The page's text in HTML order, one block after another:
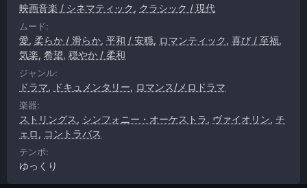
映画音楽 / シネマティック , クラシック / 現代
ムード:
愛, 柔らか / 滑らか, 平和 / 安穏, ロマンティック , 喜び / 至福,
気楽, 希望, 穏やか / 柔和
ジャンル:
ドラマ, ドキュメンタリー, ロマンス/メロドラマ
楽器:
ストリングス , シンフォニー・オーケストラ , ヴァイオリン, チ
ェロ , コントラバス
テンポ:
ゆっくり